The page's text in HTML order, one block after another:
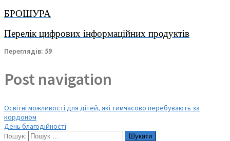
БРОШУРА
Перелік цифрових інформаційних продуктів
Переглядів: 59
Post navigation
Освітні можливості для дітей, які тимчасово перебувають за
кордоном
День благодійності
Пошук: